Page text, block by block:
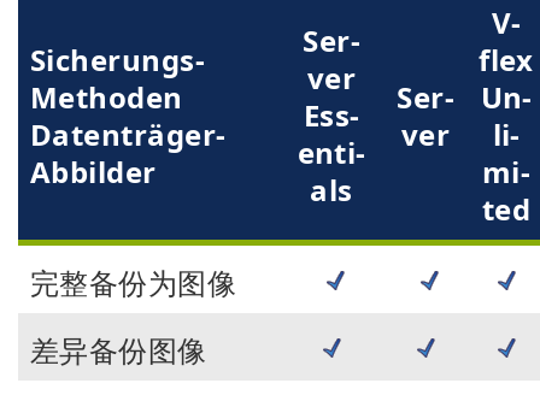
Sicherungs-
Methoden
Datenträger-
Abbilder
Ser­
ver
Ess­
en­ti­
als
Ser­
ver
V-
flex
Un­
li­
mi­
ted
完整备份为图像
差异备份图像